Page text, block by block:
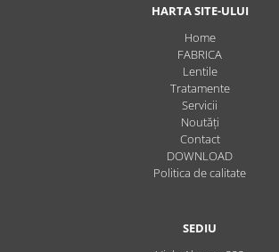
HARTA SITE-ULUI
Home
FABRICA
Lentile
Tratamente
Servicii
Noutăți
Contact
DOWNLOAD
Politica de calitate
SEDIU